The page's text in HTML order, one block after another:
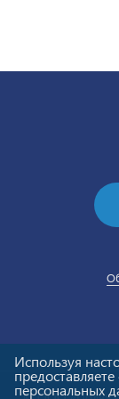
Используя
персональных